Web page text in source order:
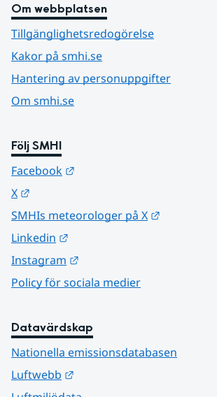
Om webbplatsen
Tillgänglighetsredogörelse
Kakor på smhi.se
Hantering av personuppgifter
Om smhi.se
Följ SMHI
Facebook
X
SMHIs meteorologer på X
Linkedin
Instagram
Policy för sociala medier
Datavärdskap
Nationella emissionsdatabasen
Luftwebb